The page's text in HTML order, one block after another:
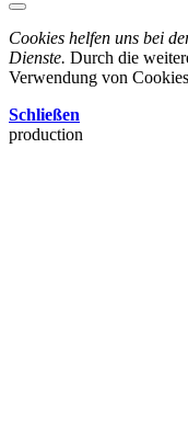
Cookies helfen uns bei
Dienste. Durch die
Verwendung von
Schließen
production